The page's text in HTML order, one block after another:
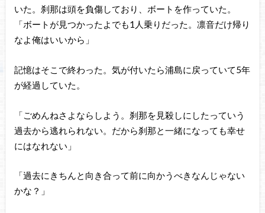
いた。刹那は頭を負傷しており、ボートを作っていた。
「ボートが見つかったよでも1人乗りだった。凛音だけ帰り
なよ俺はいいから」
記憶はそこで終わった。気が付いたら浦島に戻っていて5年
が経過していた。
「ごめんねさよならしよう。刹那を見殺しにしたっていう
過去から逃れられない。だから刹那と一緒になっても幸せ
にはなれない」
「過去にきちんと向き合って前に向かうべきなんじゃない
かな？」